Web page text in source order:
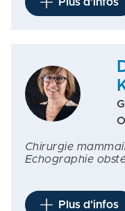
Chirurgie
Echographie
Plus d'infos